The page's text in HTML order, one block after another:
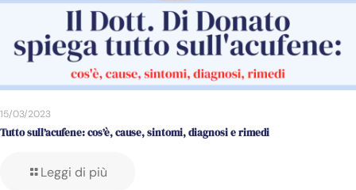
15/03/2023
Tutto sull’acufene: cos’è, cause, sintomi, diagnosi e rimedi
Leggi di più